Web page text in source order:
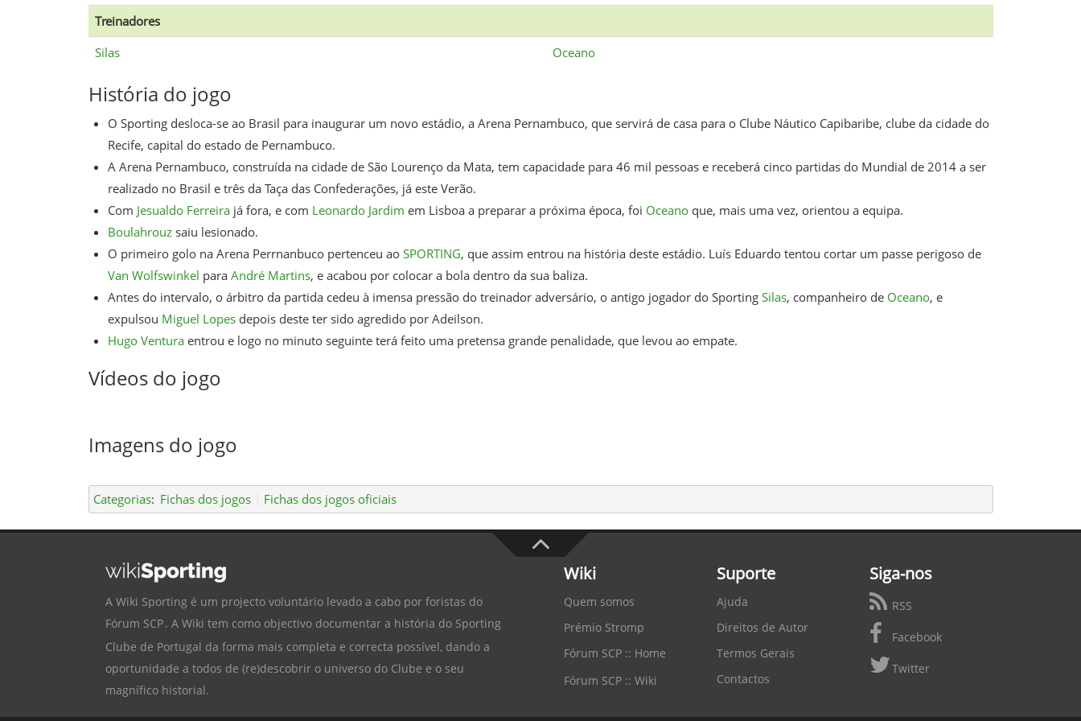
Treinadores
Silas
Oceano
História do jogo
O Sporting desloca-se ao Brasil para inaugurar um novo estádio, a Arena Pernambuco, que servirá de casa para o Clube Náutico Capibaribe, clube da cidade do
Recife, capital do estado de Pernambuco.
A Arena Pernambuco, construída na cidade de São Lourenço da Mata, tem capacidade para 46 mil pessoas e receberá cinco partidas do Mundial de 2014 a ser
realizado no Brasil e três da Taça das Confederações, já este Verão.
Com Jesualdo Ferreirajá fora, e com Leonardo Jardim em Lisboa a preparar a próxima época, foi Oceanoque, mais uma vez, orientou a equipa.
Boulahrouzsaiu lesionado.
O primeiro golo na Arena Perrnanbuco pertenceu ao SPORTING, que assim entrou na história deste estádio. Luís Eduardo tentou cortar um passe perigoso de
Van Wolfswinkel para André Martins, e acabou por colocar a bola dentro da sua baliza.
Antes do intervalo, o árbitro da partida cedeu à imensa pressão do treinador adversário, o antigo jogador do Sporting Silas, companheiro de Oceano, e
expulsou Miguel Lopesdepois deste ter sido agredido por Adeilson.
Hugo Venturaentrou e logo no minuto seguinte terá feito uma pretensa grande penalidade, que levou ao empate.
Vídeos do jogo
Imagens do jogo
Categorias: Fichas dos jogos Fichas dos jogos oficiais
A Wiki Sporting é um projecto voluntário levado a cabo por foristas do
Fórum SCP. A Wiki tem como objectivo documentar a história do Sporting
Clube de Portugal da forma mais completa e correcta possível, dando a
oportunidade a todos de (re)descobrir o universo do Clube e o seu
magnífico historial.
Wiki
Quem somos
Prémio Stromp
Fórum SCP :: Home
Fórum SCP :: Wiki
Suporte
Ajuda
Direitos de Autor
Termos Gerais
Contactos
Siga-nos
RSS
Facebook
Twitter